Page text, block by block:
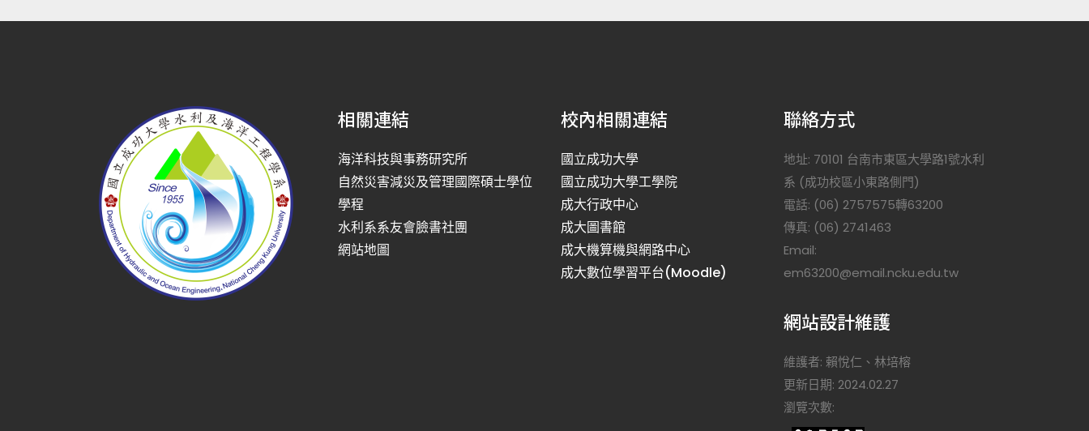
相關連結
海洋科技與事務研究所
自然災害減災及管理國際碩士學位
學程
水利系系友會臉書社團
網站地圖
校內相關連結
國立成功大學
國立成功大學工學院
成大行政中心
成大圖書館
成大機算機與網路中心
成大數位學習平台(Moodle)
聯絡方式
地址: 70101 台南市東區大學路1號水利
系 (成功校區小東路側門)
電話: (06) 2757575轉63200
傳真: (06) 2741463
Email:
em63200@email.ncku.edu.tw
網站設計維護
維護者: 賴悅仁、林培榕
更新日期: 2024.02.27
瀏覽次數: